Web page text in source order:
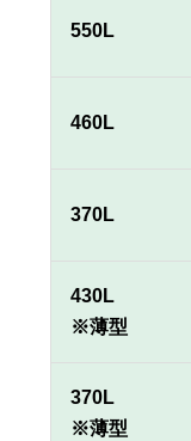
550L
460L
370L
430L
※薄型
370L
※薄型